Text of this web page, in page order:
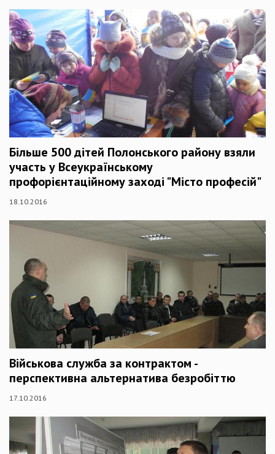
Більше 500 дітей Полонського району взяли
участь у Всеукраїнському
профорієнтаційному заході "Місто професій"
18.10.2016
Військова служба за контрактом -
перспективна альтернатива безробіттю
17.10.2016